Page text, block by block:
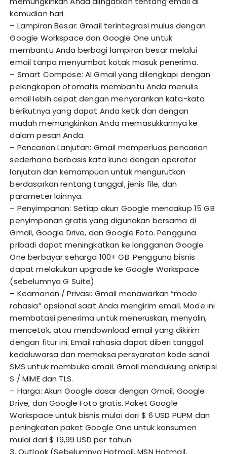
kemudian hari.
– Lampiran Besar: Gmail terintegrasi mulus dengan
Google Workspace dan Google One untuk
membantu Anda berbagi lampiran besar melalui
email tanpa menyumbat kotak masuk penerima.
– Smart Compose: AI Gmail yang dilengkapi dengan
pelengkapan otomatis membantu Anda menulis
email lebih cepat dengan menyarankan kata-kata
berikutnya yang dapat Anda ketik dan dengan
mudah memungkinkan Anda memasukkannya ke
dalam pesan Anda.
– Pencarian Lanjutan: Gmail memperluas pencarian
sederhana berbasis kata kunci dengan operator
lanjutan dan kemampuan untuk mengurutkan
berdasarkan rentang tanggal, jenis file, dan
parameter lainnya.
– Penyimpanan: Setiap akun Google mencakup 15 GB
penyimpanan gratis yang digunakan bersama di
Gmail, Google Drive, dan Google Foto. Pengguna
pribadi dapat meningkatkan ke langganan Google
One berbayar seharga 100+ GB. Pengguna bisnis
dapat melakukan upgrade ke Google Workspace
(sebelumnya G Suite)
– Keamanan / Privasi: Gmail menawarkan “mode
rahasia” opsional saat Anda mengirim email. Mode ini
membatasi penerima untuk meneruskan, menyalin,
mencetak, atau mendownload email yang dikirim
dengan fitur ini. Email rahasia dapat diberi tanggal
kedaluwarsa dan memaksa persyaratan kode sandi
SMS untuk membuka email. Gmail mendukung enkripsi
S / MIME dan TLS.
– Harga: Akun Google dasar dengan Gmail, Google
Drive, dan Google Foto gratis. Paket Google
Workspace untuk bisnis mulai dari $ 6 USD PUPM dan
peningkatan paket Google One untuk konsumen
mulai dari $ 19,99 USD per tahun.
3. Outlook (Sebelumnya Hotmail, MSN Hotmail,